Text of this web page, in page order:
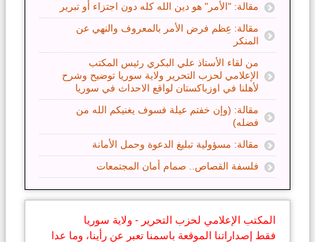
مقالة: "الأمر" هو دين الله كله دون اجتزاء أو تبرير
مقالة: عِظم فرض الأمر بالمعروف والنهي عن
المنكر
من لقاء الأستاذ علي البكري رئيس المكتب
الإعلامي لحزب التحرير ولاية سوريا توضيح وشرح
لأهلنا في اوزباكستان لواقع الاحداث في سوريا
مقالة: (وإن خفتم عيلة فسوف يغنيكم الله من
فضله)
مقالة: مسؤولية تبليغ الدعوة وحمل الأمانة
فلسفة القصاص.. صمام أمان المجتمعات
المكتب الإعلامي لحزب التحرير - ولاية سوريا
فقط إصداراتنا الموقعة باسمنا تعبر عن رأينا، وما عدا